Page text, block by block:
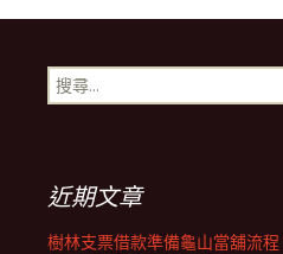
導
覽搜
尋
近期文章
樹林支票借款準備龜山當舖流程